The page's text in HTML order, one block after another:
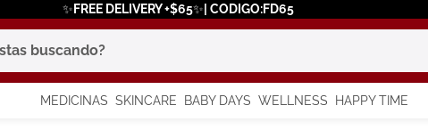
✨FREE DELIVERY +$65✨| CODIGO:FD65
buscando?
MEDICINAS SKINCARE BABY DAYS WELLNESS HAPPY TIME
más buscados